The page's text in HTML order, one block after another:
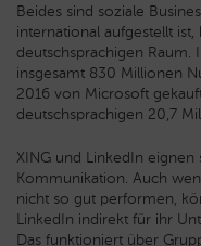
Beides sind soziale
international aufgestellt
deutschsprachigen
insgesamt 830 Millionen
2016 von Microsoft
deutschsprachigen 20,7
XING und LinkedIn
Kommunikation. Auch
nicht so gut performen,
LinkedIn indirekt für ihr
Das funktioniert über